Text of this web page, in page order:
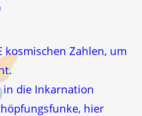
kosmischen Zahlen, um
in die Inkarnation
hier